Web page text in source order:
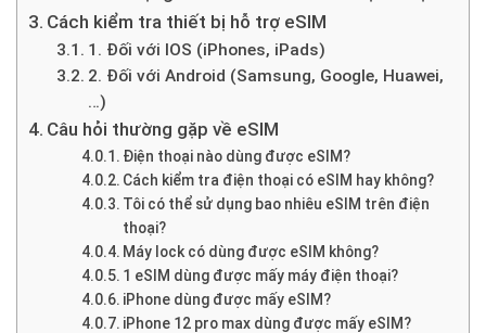
Cách kiểm tra thiết bị hỗ trợ eSIM
1. Đối với IOS (iPhones, iPads)
2. Đối với Android (Samsung, Google, Huawei,
…)
Câu hỏi thường gặp về eSIM
Điện thoại nào dùng được eSIM?
Cách kiểm tra điện thoại có eSIM hay không?
Tôi có thể sử dụng bao nhiêu eSIM trên điện
thoại?
Máy lock có dùng được eSIM không?
1 eSIM dùng được mấy máy điện thoại?
iPhone dùng được mấy eSIM?
iPhone 12 pro max dùng được mấy eSIM?